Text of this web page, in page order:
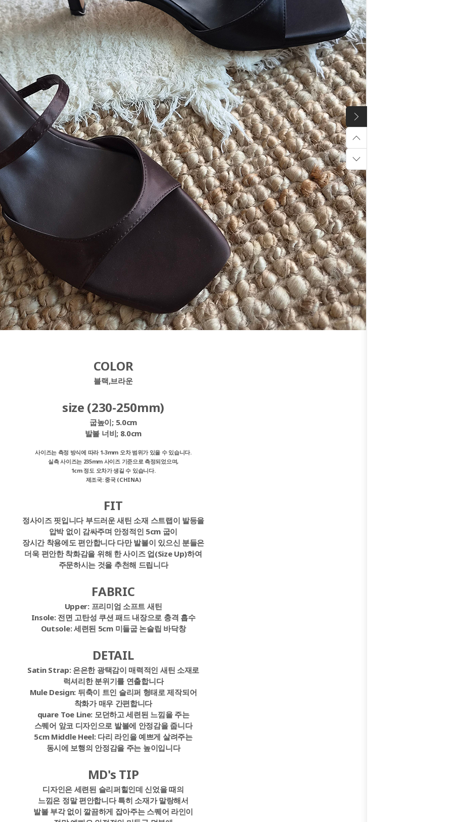
COLOR
블랙,브라운
size (230-250mm)
굽높이; 5.0cm
발볼 너비; 8.0cm
사이즈는 측정 방식에 따라 1-3mm 오차 범위가 있을 수 있습니다.
실측 사이즈는 235mm 사이즈 기준으로 측정되었으며,
1cm 정도 오차가 생길 수 있습니다.
제조국: 중국 (CHINA)
FIT
정사이즈 핏입니다 부드러운 새틴 소재 스트랩이 발등을
압박 없이 감싸주며 안정적인 5cm 굽이
장시간 착용에도 편안합니다 다만 발볼이 있으신 분들은
더욱 편안한 착화감을 위해 한 사이즈 업(Size Up)하여
주문하시는 것을 추천해 드립니다
FABRIC
Upper:프리미엄 소프트 새틴
Insole:전면 고탄성 쿠션 패드 내장으로 충격 흡수
Outsole:세련된 5cm 미들굽 논슬립 바닥창
DETAIL
Satin Strap: 은은한 광택감이 매력적인 새틴 소재로
럭셔리한 분위기를 연출합니다
Mule Design: 뒤축이 트인 슬리퍼 형태로 제작되어
착화가 매우 간편합니다
quare Toe Line: 모던하고 세련된 느낌을 주는
스퀘어 앞코 디자인으로 발볼에 안정감을 줍니다
5cm Middle Heel:다리 라인을 예쁘게 살려주는
동시에 보행의 안정감을 주는 높이입니다
MD's TIP
디자인은 세련된 슬리퍼힐인데 신었을 때의
느낌은 정말 편안합니다 특히 소재가 말랑해서
발볼 부각 없이 깔끔하게 잡아주는 스퀘어 라인이